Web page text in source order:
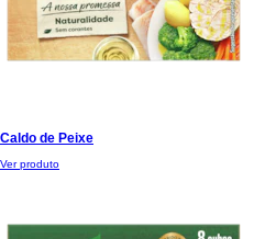
Caldo de Peixe
Ver produto